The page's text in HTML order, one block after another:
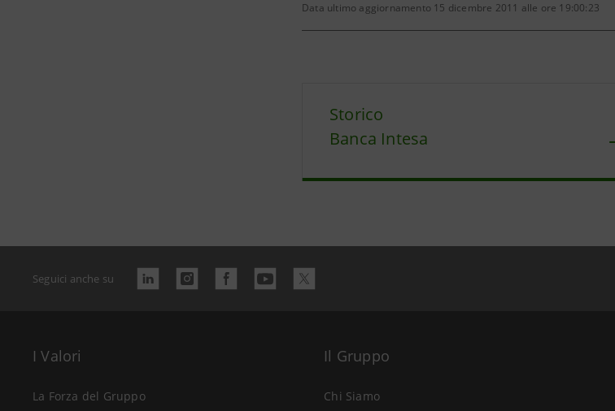
Data ultimo aggiornamento 15 dicembre 2011 alle ore 19:00:23
Storico
Banca Intesa
Seguici anche su
I Valori
La Forza del Gruppo
Il Gruppo
Chi Siamo